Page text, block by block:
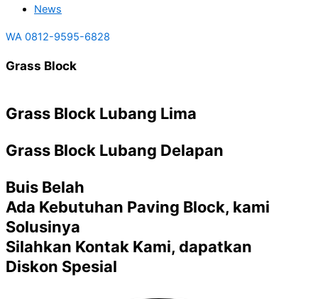
News
WA 0812-9595-6828
Grass Block
Grass Block Lubang Lima
Grass Block Lubang Delapan
Buis Belah
Ada Kebutuhan Paving Block, kami
Solusinya
Silahkan Kontak Kami, dapatkan
Diskon Spesial